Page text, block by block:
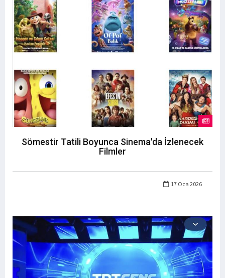
Sömestir Tatili Boyunca Sinema'da İzlenecek
Filmler
17 Oca 2026